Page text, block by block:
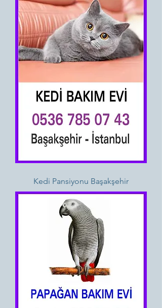
Kedi Pansiyonu Başakşehir